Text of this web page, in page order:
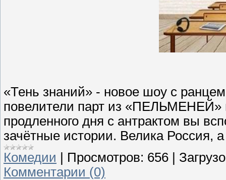
«Тень знаний» - новое шоу с
повелители парт из «ПЕЛЬМЕНЕЙ»
продленного дня с антрактом вы
зачётные истории. Велика Россия,
Комедии
Просмотров: 656
Комментарии (0)